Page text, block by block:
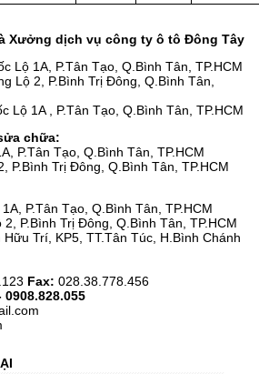
Xưởng dịch vụ công ty ô tô Đông Tây
Lộ 1A, P.Tân Tạo, Q.Bình Tân, TP.HCM
Lộ 2, P.Bình Trị Đông, Q.Bình Tân,
Lộ 1A , P.Tân Tạo, Q.Bình Tân, TP.HCM
chữa:
P.Tân Tạo, Q.Bình Tân, TP.HCM
P.Bình Trị Đông, Q.Bình Tân, TP.HCM
P.Tân Tạo, Q.Bình Tân, TP.HCM
P.Bình Trị Đông, Q.Bình Tân, TP.HCM
Hữu Trí, KP5, TT.Tân Túc, H.Bình Chánh
Fax: 028.38.778.456